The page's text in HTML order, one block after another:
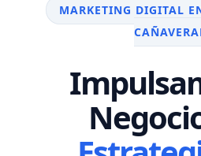
MARKETING DIGITAL